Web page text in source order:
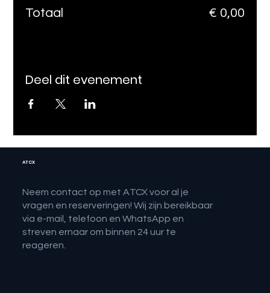
Totaal € 0,00
Deel dit evenement
ATCX
Neem contact op met ATCX voor al je
vragen en reserveringen! Wij zijn bereikbaar
via e-mail, telefoon en WhatsApp en
streven ernaar om binnen 24 uur te
reageren.